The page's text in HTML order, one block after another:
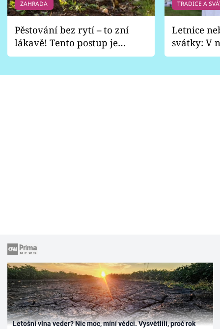
ZAHRADA
Pěstování bez rytí – to zní
lákavě! Tento postup je
vhodný jen pro některé
TRADICE A
Letnice
svátky: V
pondělí
Letošní vlna veder? Nic moc, míní vědci. Vysvětlili, proč rok